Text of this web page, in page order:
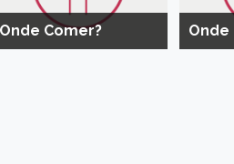
Onde Comer? Onde